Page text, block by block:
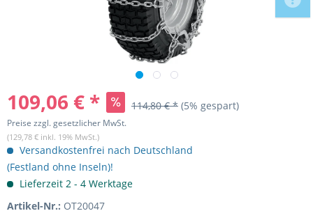
109,06 € * 114,80 € * (5% gespart)
Preise zzgl. gesetzlicher MwSt.
(129,78 € inkl. 19% MwSt.)
Versandkostenfrei nach Deutschland
(Festland ohne Inseln)!
Lieferzeit 2 - 4 Werktage
Artikel-Nr.: OT20047